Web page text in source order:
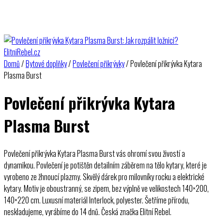
Domů/Bytové doplňky/Povlečení přikrývky/ Povlečení přikrývka Kytara
Plasma Burst
Povlečení přikrývka Kytara
Plasma Burst
Povlečení přikrývka Kytara Plasma Burst vás ohromí svou živostí a
dynamikou. Povlečení je potištěn detailním záběrem na tělo kytary, které je
vyrobeno ze žhnoucí plazmy. Skvělý dárek pro milovníky rocku a elektrické
kytary. Motiv je oboustranný, se zipem, bez výplně ve velikostech 140×200,
140×220 cm. Luxusní materiál Interlock, polyester. Šetříme přírodu,
neskladujeme, vyrábíme do 14 dnů. Česká značka Elitní Rebel.